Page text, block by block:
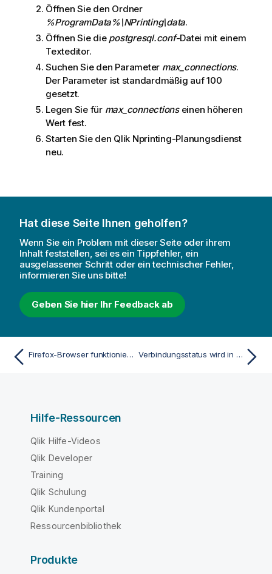
Öffnen Sie den Ordner
%ProgramData%\NPrinting\data.
Öffnen Sie die postgresql.conf-Datei mit einem
Texteditor.
Suchen Sie den Parameter max_connections.
Der Parameter ist standardmäßig auf 100
gesetzt.
Legen Sie für max_connectionseinen höheren
Wert fest.
Starten Sie den Qlik Nprinting-Planungsdienst
neu.
Hat diese Seite Ihnen geholfen?
Wenn Sie ein Problem mit dieser Seite oder ihrem
Inhalt feststellen, sei es ein Tippfehler, ein
ausgelassener Schritt oder ein technischer Fehler,
informieren Sie uns bitte!
Geben Sie hier Ihr Feedback ab
Firefox-Browser funktionieren nicht mit Kerberos-Authentifizierung Verbindungsstatus wird in Qlik Nprinting-Webkonsole nicht angezeigt
Hilfe-Ressourcen
Qlik Hilfe-Videos
Qlik Developer
Training
Qlik Schulung
Qlik Kundenportal
Ressourcenbibliothek
Produkte